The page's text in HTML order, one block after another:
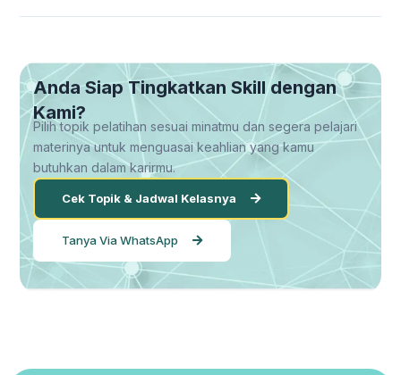
Anda Siap Tingkatkan Skill dengan
Kami?
Pilih topik pelatihan sesuai minatmu dan segera pelajari
materinya untuk menguasai keahlian yang kamu
butuhkan dalam karirmu.
Cek Topik & Jadwal Kelasnya
Tanya Via WhatsApp